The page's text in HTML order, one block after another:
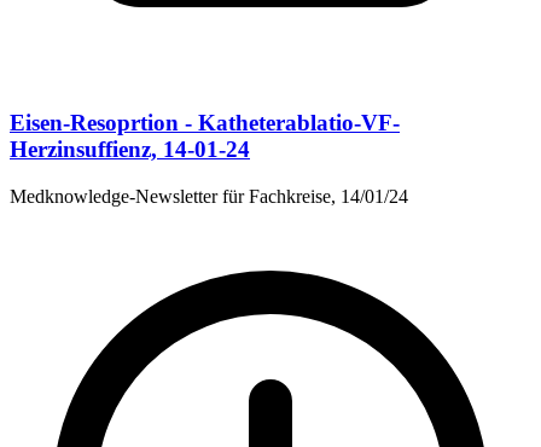
Eisen-Resoprtion - Katheterablatio-VF-
Herzinsuffienz, 14-01-24
Medknowledge-Newsletter für Fachkreise, 14/01/24